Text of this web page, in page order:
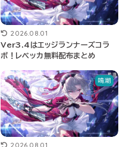
2026.08.01
Ver3.4はエッジランナーズコラ
ボ！レベッカ無料配布まとめ
鳴潮
2026.08.01